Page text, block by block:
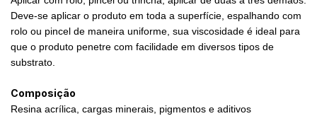
Deve-se aplicar o produto em toda a superfície, espalhando com
rolo ou pincel de maneira uniforme, sua viscosidade é ideal para
que o produto penetre com facilidade em diversos tipos de
substrato.
Composição
Resina acrílica, cargas minerais, pigmentos e aditivos